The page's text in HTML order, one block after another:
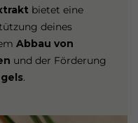
bietet eine
deines
Abbau von
und der Förderung
.